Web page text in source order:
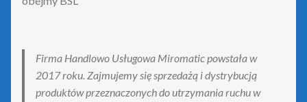
Firma Handlowo Usługowa Miromatic powstała w
2017 roku. Zajmujemy się sprzedażą i dystrybucją
produktów przeznaczonych do utrzymania ruchu w